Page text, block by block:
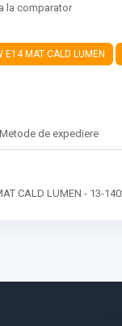
la comparator
E14 MAT CALD LUMEN
Metode de expediere
CALD LUMEN - 13-